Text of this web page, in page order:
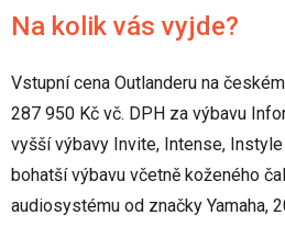
Na kolik vás vyjde?
Vstupní cena Outlanderu na
287 950 Kč vč. DPH za výbavu
vyšší výbavy Invite, Intense,
bohatší výbavu včetně koženého
audiosystému od značky Yamaha,